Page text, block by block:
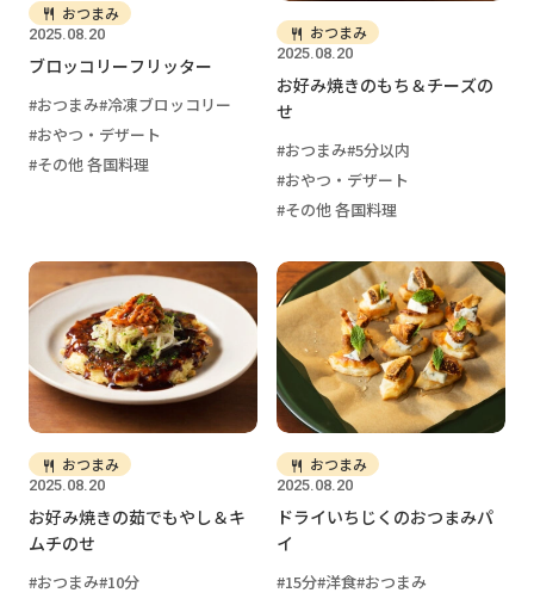
2025.08.20
おつまみ
ブロッコリーフリッター
おつまみ 冷凍ブロッコリー
おやつ・デザート
その他 各国料理
2025.08.20
おつまみ
お好み焼きのもち＆チーズの
せ
おつまみ 5分以内
おやつ・デザート
その他 各国料理
2025.08.20
おつまみ
お好み焼きの茹でもやし＆キ
ムチのせ
おつまみ 10分
2025.08.20
おつまみ
ドライいちじくのおつまみパ
イ
15分 洋食 おつまみ